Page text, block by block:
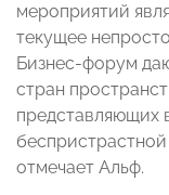
мероприятий
текущее
Бизнес-форум
стран
представляющих
отмечает Альф.